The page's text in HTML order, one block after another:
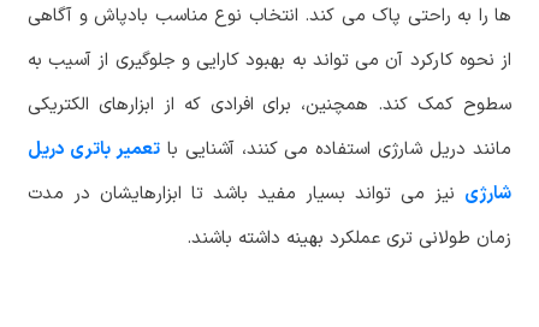
ها را به راحتی پاک می کند. انتخاب نوع مناسب بادپاش و آگاهی
از نحوه کارکرد آن می تواند به بهبود کارایی و جلوگیری از آسیب به
سطوح کمک کند. همچنین، برای افرادی که از ابزارهای الکتریکی
مانند دریل شارژی استفاده می کنند، آشنایی باتعمیر باتری دریل
شارژی نیز می تواند بسیار مفید باشد تا ابزارهایشان در مدت
زمان طولانی تری عملکرد بهینه داشته باشند.